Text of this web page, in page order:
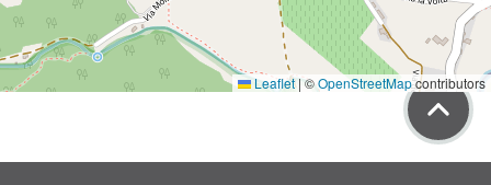
Leaflet|©OpenStreetMapcontributors